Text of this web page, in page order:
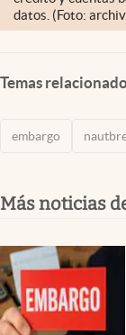
datos. (Foto:
Temas
embargo
Más noticias